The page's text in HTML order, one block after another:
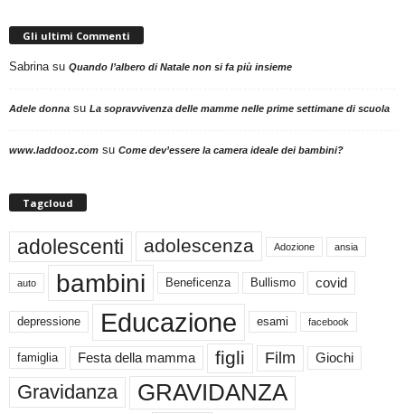
Gli ultimi Commenti
Sabrina su Quando l’albero di Natale non si fa più insieme
Adele donna su La sopravvivenza delle mamme nelle prime settimane di scuola
www.laddooz.com su Come dev’essere la camera ideale dei bambini?
Tagcloud
adolescenti adolescenza Adozione ansia
auto bambini Beneficenza Bullismo covid
depressione Educazione esami facebook
famiglia Festa della mamma figli Film Giochi
Gravidanza GRAVIDANZA